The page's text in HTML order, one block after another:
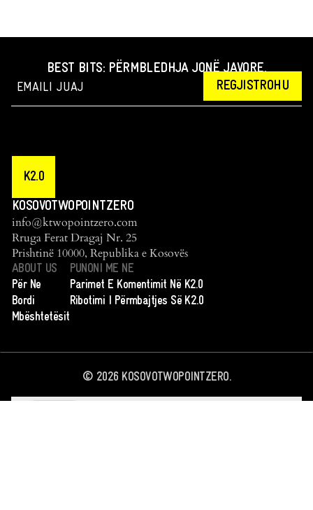
BEST BITS: PËRMBLEDHJA JONË JAVORE.
REGJISTROHU
K2.0
KOSOVOTWOPOINTZERO
info@ktwopointzero.com
Rruga Ferat Dragaj Nr. 25
Prishtinë 10000, Republika e Kosovës
ABOUT US
Për Ne
Bordi
Mbështetësit
PUNONI ME NE
Parimet E Komentimit Në K2.0
Ribotimi I Përmbajtjes Së K2.0
© 2026KOSOVOTWOPOINTZERO.